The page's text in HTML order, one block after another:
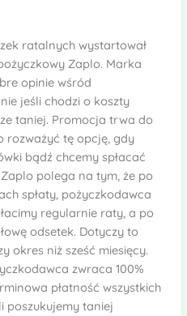
ratalnych wystartował
Zaplo. Marka
opinie wśród
jeśli chodzi o koszty
taniej. Promocja trwa do
rozważyć tę opcję, gdy
bądź chcemy spłacać
polega na tym, że po
spłaty, pożyczkodawca
regularnie raty, a po
odsetek. Dotyczy to
okres niż sześć miesięcy.
zwraca 100%
płatność wszystkich
poszukujemy taniej